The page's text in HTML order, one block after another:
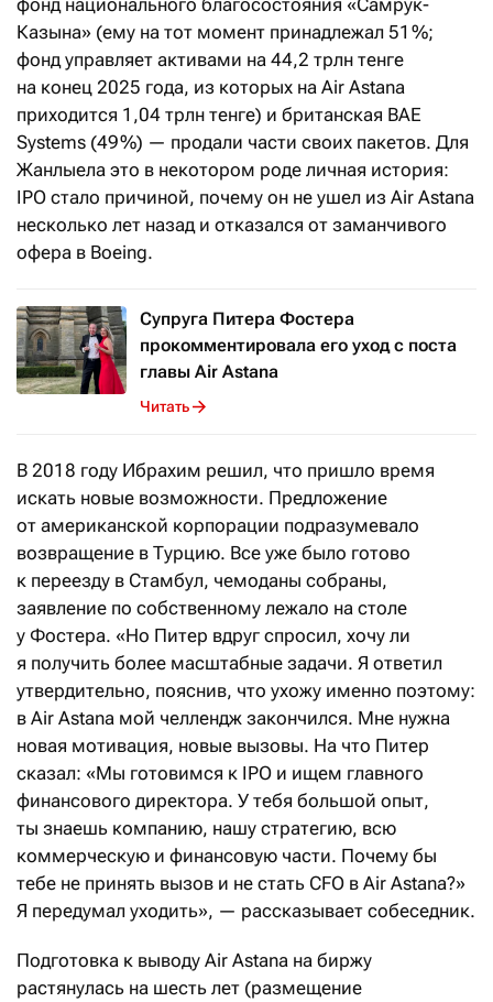
Казына» (ему на тот момент принадлежал 51 %;
фонд управляет активами на 44,2 трлн тенге
на конец 2025 года, из которых на Air Astana
приходится 1,04 трлн тенге) и британская BAE
Systems (49 %) — продали части своих пакетов. Для
Жанлыела это в некотором роде личная история:
IPO стало причиной, почему он не ушел из Air Astana
несколько лет назад и отказался от заманчивого
офера в Boeing.
Супруга Питера Фостера
прокомментировала его уход с поста
главы Air Astana
Читать
В 2018 году Ибрахим решил, что пришло время
искать новые возможности. Предложение
от американской корпорации подразумевало
возвращение в Турцию. Все уже было готово
к переезду в Стамбул, чемоданы собраны,
заявление по собственному лежало на столе
у Фостера. «Но Питер вдруг спросил, хочу ли
я получить более масштабные задачи. Я ответил
утвердительно, пояснив, что ухожу именно поэтому:
в Air Astana мой челлендж закончился. Мне нужна
новая мотивация, новые вызовы. На что Питер
сказал: «Мы готовимся к IPO и ищем главного
финансового директора. У тебя большой опыт,
ты знаешь компанию, нашу стратегию, всю
коммерческую и финансовую части. Почему бы
тебе не принять вызов и не стать CFO в Air Astana?»
Я передумал уходить», — рассказывает собеседник.
Подготовка к выводу Air Astana на биржу
растянулась на шесть лет (размещение